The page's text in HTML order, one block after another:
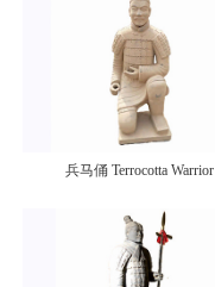
兵马俑 Terrocotta Warrior